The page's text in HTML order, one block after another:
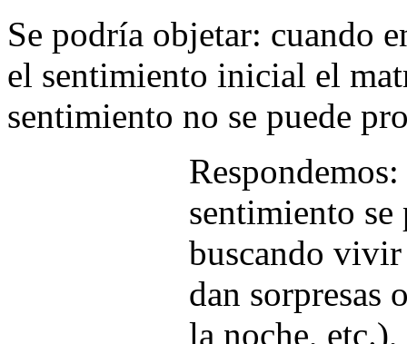
Se podría objetar: cuando
el sentimiento inicial el
sentimiento no se puede
sentimiento
buscando
dan sorpresas
la noche,